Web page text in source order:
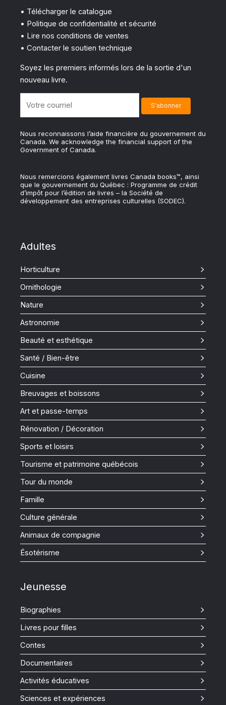
• Télécharger le catalogue
• Politique de confidentialité et sécurité
• Lire nos conditions de ventes
• Contacter le soutien technique
Soyez les premiers informés lors de la sortie d'un
nouveau livre.
Nous reconnaissons l’aide financière du gouvernement du
Canada. We acknowledge the financial support of the
Government of Canada.
Nous remercions également livres Canada books™, ainsi
que le gouvernement du Québec : Programme de crédit
d’impôt pour l’édition de livres – la Société de
développement des entreprises culturelles (SODEC).
Adultes
Horticulture
Ornithologie
Nature
Astronomie
Beauté et esthétique
Santé / Bien-être
Cuisine
Breuvages et boissons
Art et passe-temps
Rénovation / Décoration
Sports et loisirs
Tourisme et patrimoine québécois
Tour du monde
Famille
Culture générale
Animaux de compagnie
Ésotérisme
Jeunesse
Biographies
Livres pour filles
Contes
Documentaires
Activités éducatives
Sciences et expériences